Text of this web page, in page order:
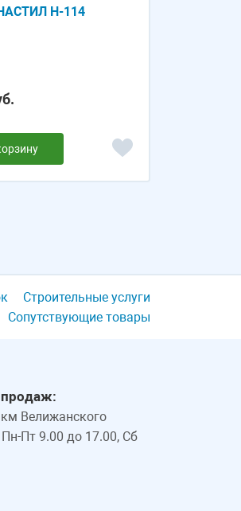
Н-114
Строительные услуги
Сопутствующие товары
Велижанского
Пн-Пт 9.00 до 17.00, Сб